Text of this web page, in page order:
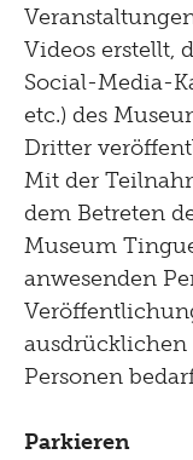
Videos erstellt,
Social-Media-
etc.) des
Dritter
Mit der
dem Betreten
Museum
anwesenden
ausdrücklichen
Personen
Parkieren